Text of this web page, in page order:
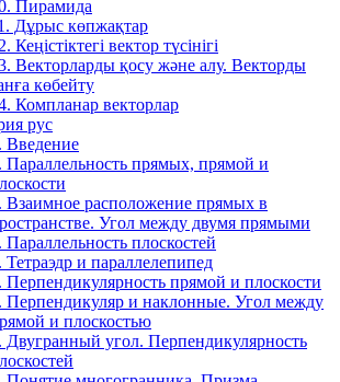
Пирамида
Дұрыс көпжақтар
Кеңістіктегі вектор түсінігі
Векторларды қосу және алу. Векторды
көбейту
Компланар векторлар
рус
Введение
Параллельность прямых, прямой и
Взаимное расположение прямых в
Угол между двумя прямыми
Параллельность плоскостей
Тетраэдр и параллелепипед
Перпендикулярность прямой и плоскости
Перпендикуляр и наклонные. Угол между
и плоскостью
Двугранный угол. Перпендикулярность